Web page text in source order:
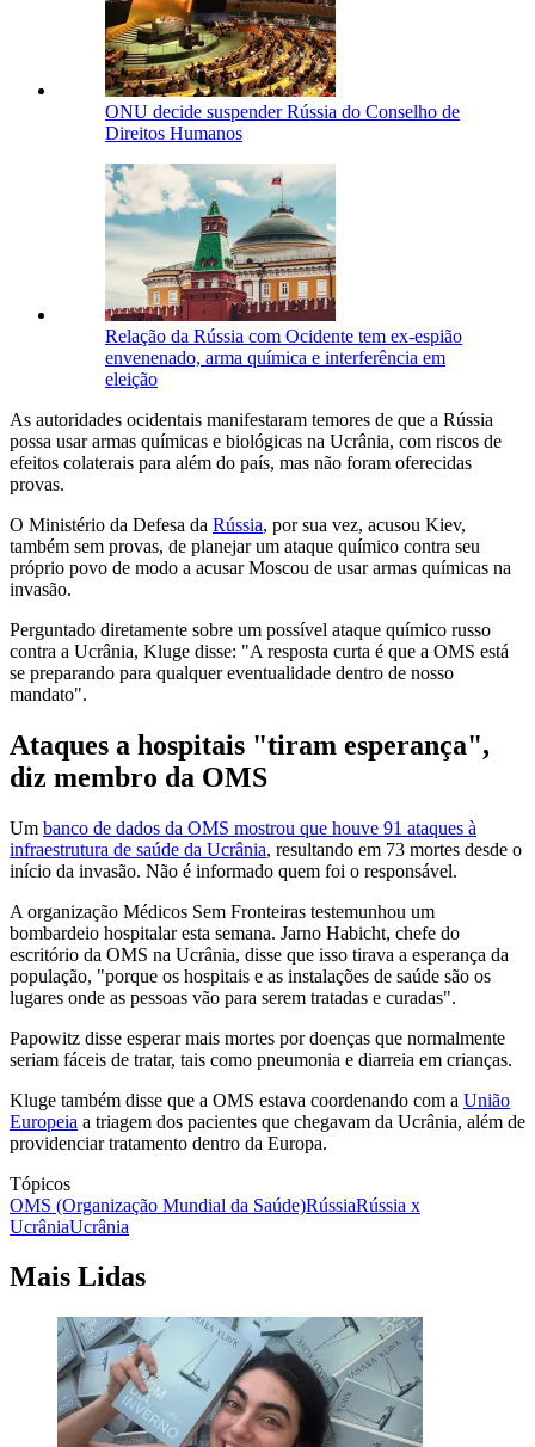
ONU decide suspender Rússia do Conselho de
Direitos Humanos
Relação da Rússia com Ocidente tem ex-espião
envenenado, arma química e interferência em
eleição
As autoridades ocidentais manifestaram temores de que a Rússia
possa usar armas químicas e biológicas na Ucrânia, com riscos de
efeitos colaterais para além do país, mas não foram oferecidas
provas.
O Ministério da Defesa da Rússia, por sua vez, acusou Kiev,
também sem provas, de planejar um ataque químico contra seu
próprio povo de modo a acusar Moscou de usar armas químicas na
invasão.
Perguntado diretamente sobre um possível ataque químico russo
contra a Ucrânia, Kluge disse: "A resposta curta é que a OMS está
se preparando para qualquer eventualidade dentro de nosso
mandato".
Ataques a hospitais "tiram esperança",
diz membro da OMS
Um banco de dados da OMS mostrou que houve 91 ataques à
infraestrutura de saúde da Ucrânia, resultando em 73 mortes desde o
início da invasão. Não é informado quem foi o responsável.
A organização Médicos Sem Fronteiras testemunhou um
bombardeio hospitalar esta semana. Jarno Habicht, chefe do
escritório da OMS na Ucrânia, disse que isso tirava a esperança da
população, "porque os hospitais e as instalações de saúde são os
lugares onde as pessoas vão para serem tratadas e curadas".
Papowitz disse esperar mais mortes por doenças que normalmente
seriam fáceis de tratar, tais como pneumonia e diarreia em crianças.
Kluge também disse que a OMS estava coordenando com a União
Europeia a triagem dos pacientes que chegavam da Ucrânia, além de
providenciar tratamento dentro da Europa.
Tópicos
OMS (Organização Mundial da Saúde)RússiaRússia x
UcrâniaUcrânia
Mais Lidas